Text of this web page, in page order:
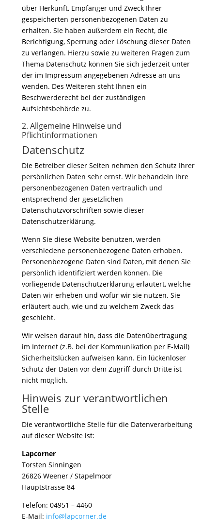
über Herkunft, Empfänger und Zweck Ihrer
gespeicherten personenbezogenen Daten zu
erhalten. Sie haben außerdem ein Recht, die
Berichtigung, Sperrung oder Löschung dieser Daten
zu verlangen. Hierzu sowie zu weiteren Fragen zum
Thema Datenschutz können Sie sich jederzeit unter
der im Impressum angegebenen Adresse an uns
wenden. Des Weiteren steht Ihnen ein
Beschwerderecht bei der zuständigen
Aufsichtsbehörde zu.
2. Allgemeine Hinweise und
Pflichtinformationen
Datenschutz
Die Betreiber dieser Seiten nehmen den Schutz Ihrer
persönlichen Daten sehr ernst. Wir behandeln Ihre
personenbezogenen Daten vertraulich und
entsprechend der gesetzlichen
Datenschutzvorschriften sowie dieser
Datenschutzerklärung.
Wenn Sie diese Website benutzen, werden
verschiedene personenbezogene Daten erhoben.
Personenbezogene Daten sind Daten, mit denen Sie
persönlich identifiziert werden können. Die
vorliegende Datenschutzerklärung erläutert, welche
Daten wir erheben und wofür wir sie nutzen. Sie
erläutert auch, wie und zu welchem Zweck das
geschieht.
Wir weisen darauf hin, dass die Datenübertragung
im Internet (z.B. bei der Kommunikation per E-Mail)
Sicherheitslücken aufweisen kann. Ein lückenloser
Schutz der Daten vor dem Zugriff durch Dritte ist
nicht möglich.
Hinweis zur verantwortlichen
Stelle
Die verantwortliche Stelle für die Datenverarbeitung
auf dieser Website ist:
Lapcorner
Torsten Sinningen
26826 Weener / Stapelmoor
Hauptstrasse 84
Telefon: 04951 – 4460
E-Mail: info@lapcorner.de